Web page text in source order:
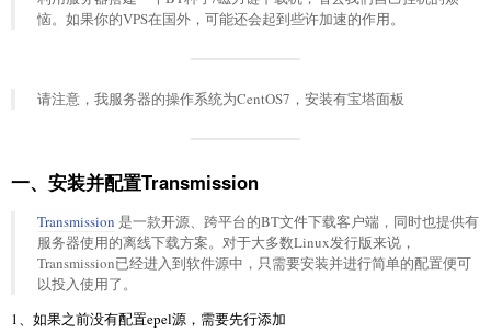
恼。如果你的VPS在国外，可能还会起到些许加速的作用。
请注意，我服务器的操作系统为CentOS7，安装有宝塔面板
一、安装并配置Transmission
Transmission 是一款开源、跨平台的BT文件下载客户端，同时也提供有
服务器使用的离线下载方案。对于大多数Linux发行版来说，
Transmission已经进入到软件源中，只需要安装并进行简单的配置便可
以投入使用了。
1、如果之前没有配置epel源，需要先行添加